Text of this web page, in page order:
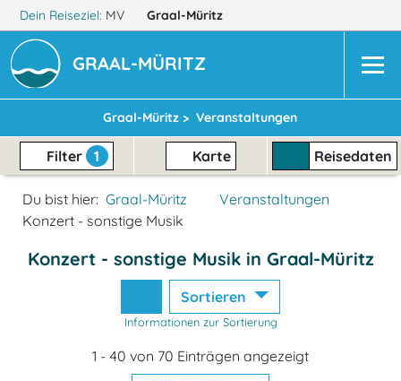
Dein Reiseziel: MV Graal-Müritz
GRAAL-MÜRITZ
Graal-Müritz > Veranstaltungen
Filter 1 Karte Reisedaten
Du bist hier: Graal-Müritz
Veranstaltungen
Konzert - sonstige Musik
Konzert - sonstige Musik in Graal-Müritz
Sortieren
Informationen zur Sortierung
1 - 40 von 70 Einträgen angezeigt